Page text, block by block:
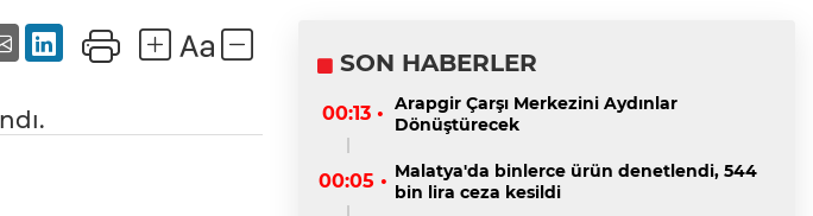
SON HABERLER
00:13 • Arapgir Çarşı Merkezini Aydınlar
Dönüştürecek
00:05 • Malatya'da binlerce ürün denetlendi, 544
bin lira ceza kesildi